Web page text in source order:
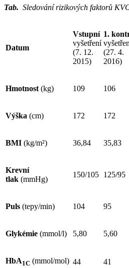
Tab. Sledování rizikových faktorů
Datum
Vstupní
vyšetření
(7. 12.
2015)
1.
(27. 4.
2016)
Hmotnost (kg) 109 106
Výška (cm) 172 172
BMI (kg/m²) 36,84 35,83
Krevní
tlak (mmHg)
150/105 125/95
Puls (tepy/min) 104 95
Glykémie (mmol/l) 5,80 5,60
HbA1C (mmol/mol) 44 41